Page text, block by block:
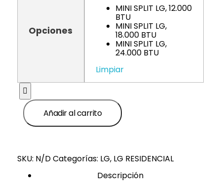
Opciones
MINI SPLIT LG, 12.000
BTU
MINI SPLIT LG,
18.000 BTU
MINI SPLIT LG,
24.000 BTU
Limpiar
Añadir al carrito
SKU: N/DCategorías: LG, LG RESIDENCIAL
Descripción